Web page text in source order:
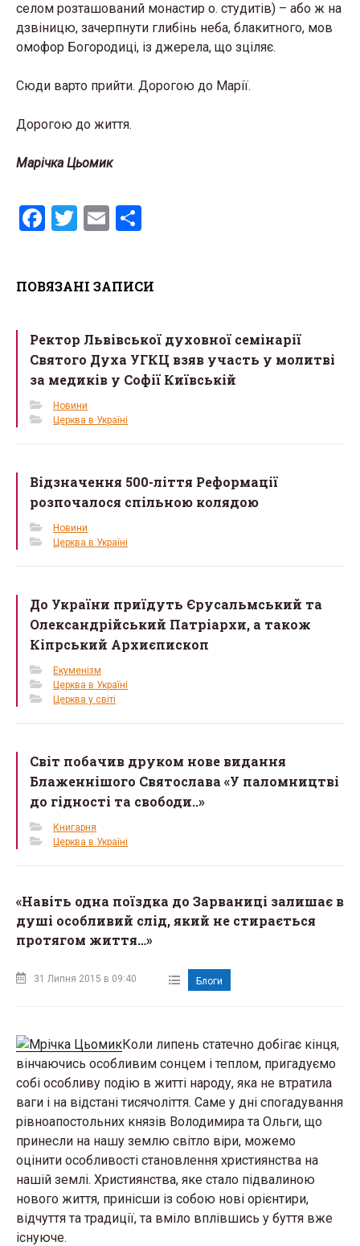
селом розташований монастир о. студитів) – або ж на
дзвіницю, зачерпнути глибінь неба, блакитного, мов
омофор Богородиці, із джерела, що зціляє.
Сюди варто прийти. Дорогою до Марії.
Дорогою до життя.
Марічка Цьомик
F
b
o
k
T
er
E
e
ПОВЯЗАНІ ЗАПИСИ
Ректор Львівської духовної семінарії
Святого Духа УГКЦ взяв участь у молитві
за медиків у Софії Київській
Новини
Церква в Україні
Відзначення 500-ліття Реформації
розпочалося спільною колядою
Новини
Церква в Україні
До України приїдуть Єрусальмський та
Олександрійський Патріархи, а також
Кіпрський Архиєпископ
Екуменізм
Церква в Україні
Церква у світі
Світ побачив друком нове видання
Блаженнішого Святослава «У паломництві
до гідності та свободи..»
Книгарня
Церква в Україні
«Навіть одна поїздка до Зарваниці залишає в
душі особливий слід, який не стирається
протягом життя…»
31 Липня 2015 в 09:40 Блоги
Коли липень статечно добігає кінця,
вінчаючись особливим сонцем і теплом, пригадуємо
собі особливу подію в житті народу, яка не втратила
ваги і на відстані тисячоліття. Саме у дні спогадування
рівноапостольних князів Володимира та Ольги, що
принесли на нашу землю світло віри, можемо
оцінити особливості становлення християнства на
нашій землі. Християнства, яке стало підвалиною
нового життя, принісши із собою нові орієнтири,
відчуття та традиції, та вміло вплівшись у буття вже
існуюче.